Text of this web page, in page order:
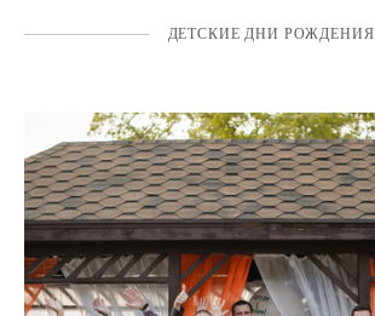
ДЕТСКИЕ ДНИ РОЖДЕНИЯ